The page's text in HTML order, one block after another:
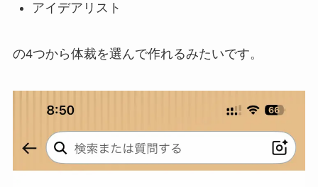
アイデアリスト
の4つから体裁を選んで作れるみたいです。